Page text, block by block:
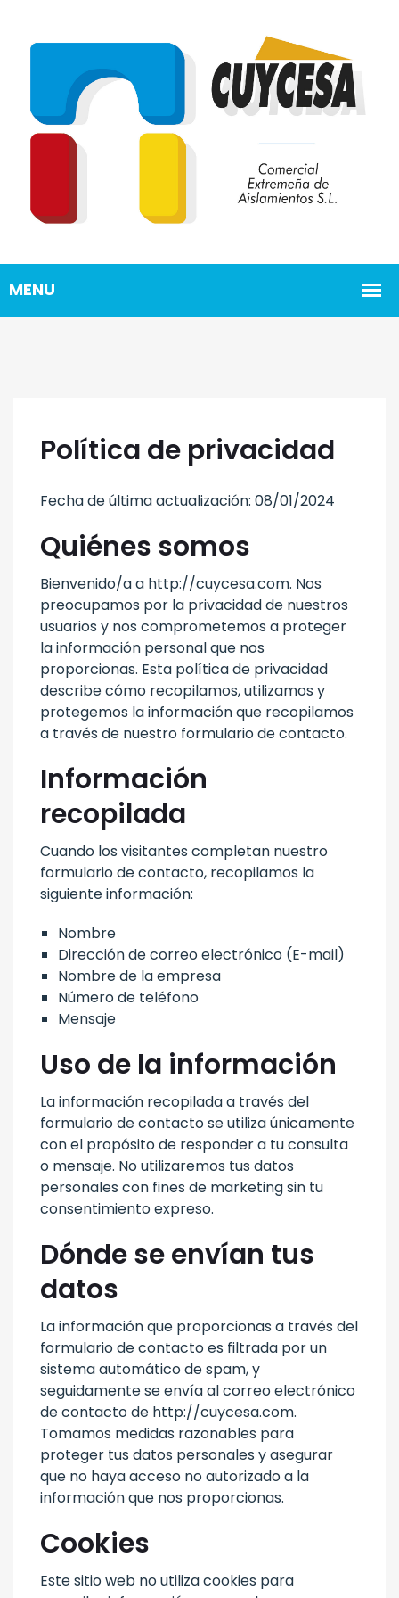
Política de privacidad
Fecha de última actualización: 08/01/2024
Quiénes somos
Bienvenido/a a http://cuycesa.com. Nos
preocupamos por la privacidad de nuestros
usuarios y nos comprometemos a proteger
la información personal que nos
proporcionas. Esta política de privacidad
describe cómo recopilamos, utilizamos y
protegemos la información que recopilamos
a través de nuestro formulario de contacto.
Información
recopilada
Cuando los visitantes completan nuestro
formulario de contacto, recopilamos la
siguiente información:
Nombre
Dirección de correo electrónico (E-mail)
Nombre de la empresa
Número de teléfono
Mensaje
Uso de la información
La información recopilada a través del
formulario de contacto se utiliza únicamente
con el propósito de responder a tu consulta
o mensaje. No utilizaremos tus datos
personales con fines de marketing sin tu
consentimiento expreso.
Dónde se envían tus
datos
La información que proporcionas a través del
formulario de contacto es filtrada por un
sistema automático de spam, y
seguidamente se envía al correo electrónico
de contacto de http://cuycesa.com.
Tomamos medidas razonables para
proteger tus datos personales y asegurar
que no haya acceso no autorizado a la
información que nos proporcionas.
Cookies
Este sitio web no utiliza cookies para